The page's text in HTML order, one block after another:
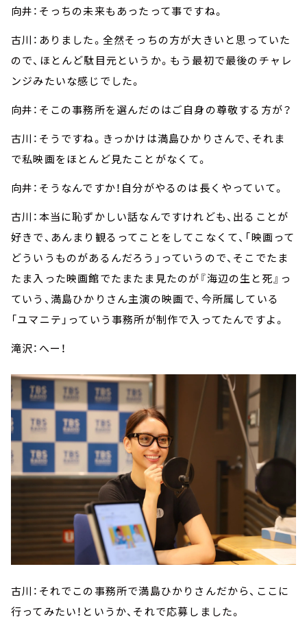
向井：そっちの未来もあったって事ですね。
古川：ありました。全然そっちの方が大きいと思っていた
ので、ほとんど駄目元というか。もう最初で最後のチャレ
ンジみたいな感じでした。
向井：そこの事務所を選んだのはご自身の尊敬する方が？
古川：そうですね。きっかけは満島ひかりさんで、それま
で私映画をほとんど見たことがなくて。
向井：そうなんですか！自分がやるのは長くやっていて。
古川：本当に恥ずかしい話なんですけれども、出ることが
好きで、あんまり観るってことをしてこなくて、「映画って
どういうものがあるんだろう」っていうので、そこでたま
たま入った映画館でたまたま見たのが『海辺の生と死』っ
ていう、満島ひかりさん主演の映画で、今所属している
「ユマニテ」っていう事務所が制作で入ってたんですよ。
滝沢：へー！
古川：それでこの事務所で満島ひかりさんだから、ここに
行ってみたい！というか、それで応募しました。